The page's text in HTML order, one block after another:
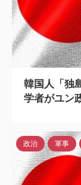
韓国人「独
学者がユン
政治 軍事